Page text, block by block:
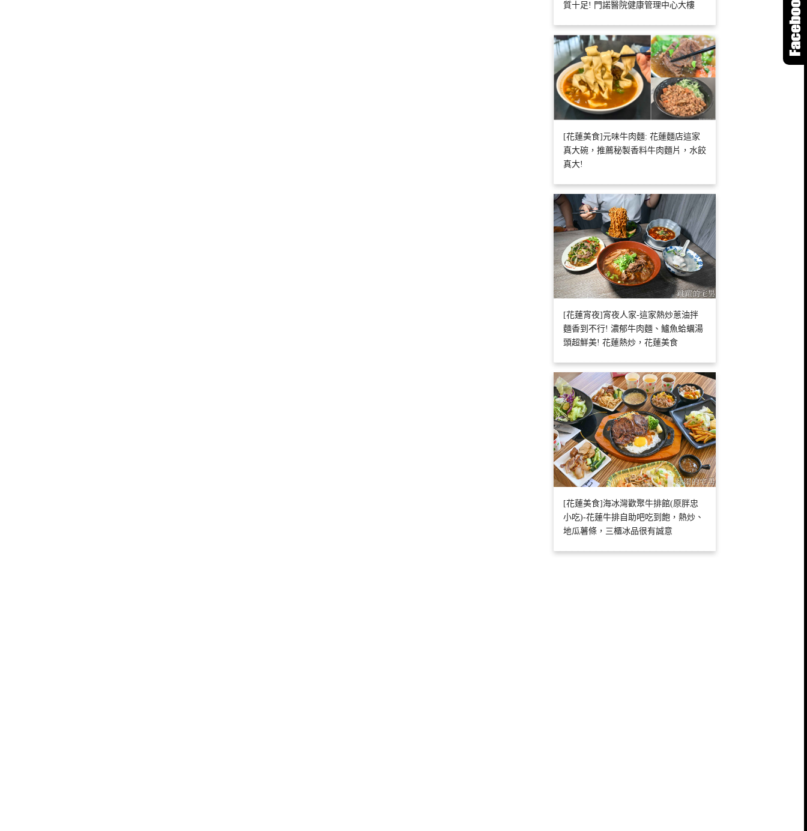
質十足! 門諾醫院健康管理中心大樓
[花蓮美食]元味牛肉麵: 花蓮麵店這家
真大碗，推薦秘製香料牛肉麵片，水餃
真大!
[花蓮宵夜]宵夜人家-這家熱炒蔥油拌
麵香到不行! 濃郁牛肉麵、鱸魚蛤蠣湯
頭超鮮美! 花蓮熱炒，花蓮美食
[花蓮美食]海冰灣歡聚牛排館(原胖忠
小吃)-花蓮牛排自助吧吃到飽，熱炒、
地瓜薯條，三櫃冰品很有誠意